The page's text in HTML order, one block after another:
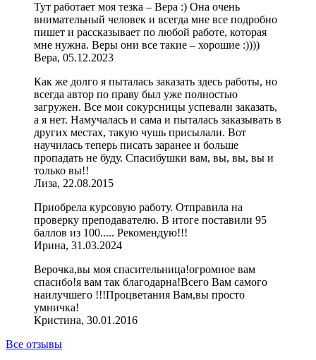
Тут работает моя тезка – Вера :) Она очень
внимательный человек и всегда мне все подробно
пишет и рассказывает по любой работе, которая
мне нужна. Веры они все такие – хорошие :))))
Вера, 05.12.2023
Как же долго я пыталась заказать здесь работы, но
всегда автор по праву был уже полностью
загружен. Все мои сокурсницы успевали заказать,
а я нет. Намучалась и сама и пыталась заказывать в
других местах, такую чушь присылали. Вот
научилась теперь писать заранее и больше
пропадать не буду. Спасибушки вам, вы, вы, вы и
только вы!!
Лиза, 22.08.2015
Приобрела курсовую работу. Отправила на
проверку преподавателю. В итоге поставили 95
баллов из 100..... Рекомендую!!!
Ирина, 31.03.2024
Верочка,вы моя спасительница!огромное вам
спасибо!я вам так благодарна!Всего Вам самого
наилучшего !!!Процветания Вам,вы просто
умничка!
Кристина, 30.01.2016
Все отзывы